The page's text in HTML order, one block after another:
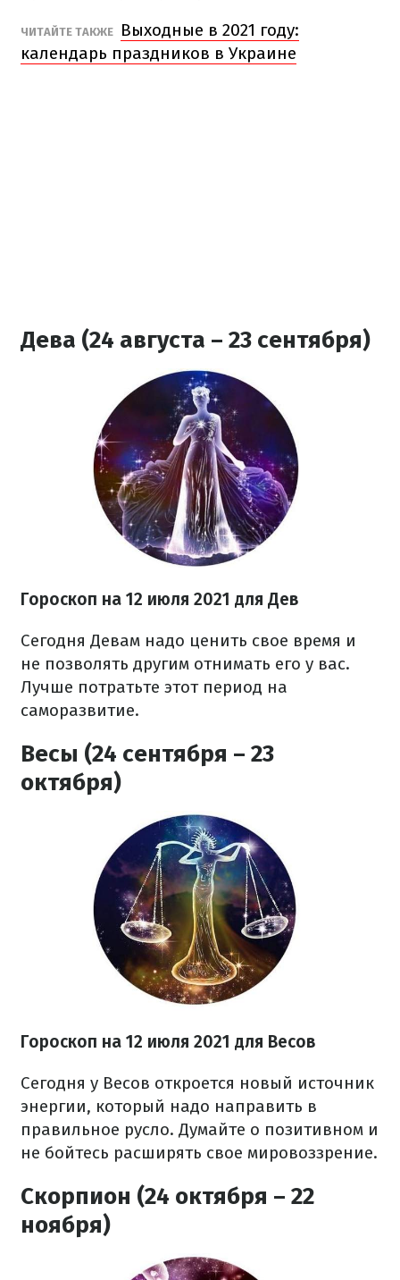
ЧИТАЙТЕ ТАКЖЕ
Выходные в 2021 году:
календарь праздников в Украине
Дева (24 августа – 23 сентября)
Гороскоп на 12 июля 2021 для Дев
Сегодня Девам надо ценить свое время и
не позволять другим отнимать его у вас.
Лучше потратьте этот период на
саморазвитие.
Весы (24 сентября – 23
октября)
Гороскоп на 12 июля 2021 для Весов
Сегодня у Весов откроется новый источник
энергии, который надо направить в
правильное русло. Думайте о позитивном и
не бойтесь расширять свое мировоззрение.
Скорпион (24 октября – 22
ноября)